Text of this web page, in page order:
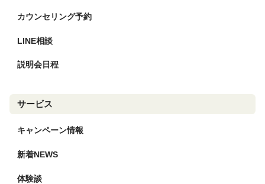
カウンセリング予約
LINE相談
説明会日程
サービス
キャンペーン情報
新着NEWS
体験談